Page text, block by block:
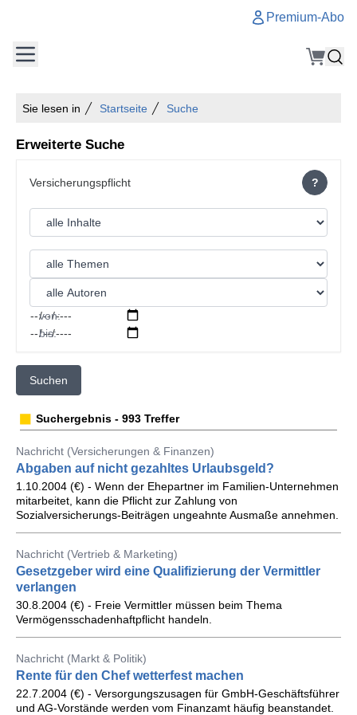
Premium-Abo
Sie lesen in Startseite Suche
Erweiterte Suche
?
von:
bis:
Suchen
Suchergebnis - 993 Treffer
Nachricht (Versicherungen & Finanzen)
Abgaben auf nicht gezahltes Urlaubsgeld?
1.10.2004 (€) - Wenn der Ehepartner im Familien-Unternehmen
mitarbeitet, kann die Pflicht zur Zahlung von
Sozialversicherungs-Beiträgen ungeahnte Ausmaße annehmen.
Nachricht (Vertrieb & Marketing)
Gesetzgeber wird eine Qualifizierung der Vermittler
verlangen
30.8.2004 (€) - Freie Vermittler müssen beim Thema
Vermögensschadenhaftpflicht handeln.
Nachricht (Markt & Politik)
Rente für den Chef wetterfest machen
22.7.2004 (€) - Versorgungszusagen für GmbH-Geschäftsführer
und AG-Vorstände werden vom Finanzamt häufig beanstandet.